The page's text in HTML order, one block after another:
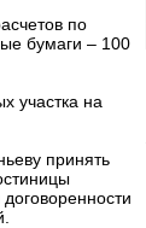
по
бумаги – 100
участка на
принять